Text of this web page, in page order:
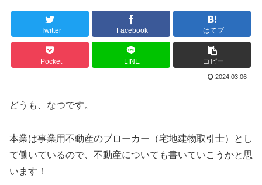
Twitter Facebook はてブ
Pocket LINE コピー
2024.03.06
どうも、なつです。
本業は事業用不動産のブローカー（宅地建物取引士）とし
て働いているので、不動産についても書いていこうかと思
います！